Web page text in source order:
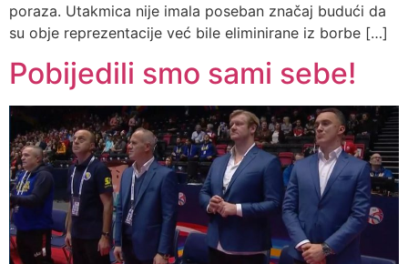
poraza. Utakmica nije imala poseban značaj budući da
su obje reprezentacije već bile eliminirane iz borbe […]
Pobijedili smo sami sebe!